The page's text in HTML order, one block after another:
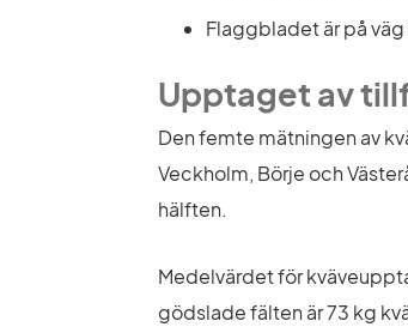
Flaggbladet är på väg
Upptaget av
Den femte mätningen av
Veckholm, Börje och
hälften.
Medelvärdet för
gödslade fälten är 73 kg